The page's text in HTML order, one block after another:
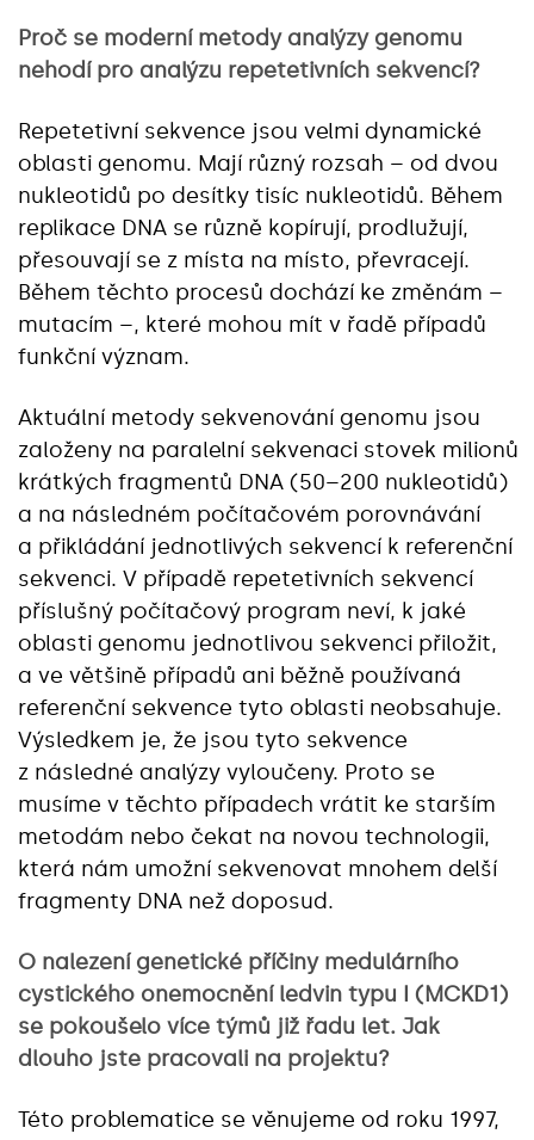
Proč se moderní metody analýzy genomu
nehodí pro analýzu repetetivních sekvencí?
Repetetivní sekvence jsou velmi dynamické
oblasti genomu. Mají různý rozsah – od dvou
nukleotidů po desítky tisíc nukleotidů. Během
replikace DNA se různě kopírují, prodlužují,
přesouvají se z místa na místo, převracejí.
Během těchto procesů dochází ke změnám –
mutacím –, které mohou mít v řadě případů
funkční význam.
Aktuální metody sekvenování genomu jsou
založeny na paralelní sekvenaci stovek milionů
krátkých fragmentů DNA (50–200 nukleotidů)
a na následném počítačovém porovnávání
a přikládání jednotlivých sekvencí k referenční
sekvenci. V případě repetetivních sekvencí
příslušný počítačový program neví, k jaké
oblasti genomu jednotlivou sekvenci přiložit,
a ve většině případů ani běžně používaná
referenční sekvence tyto oblasti neobsahuje.
Výsledkem je, že jsou tyto sekvence
z následné analýzy vyloučeny. Proto se
musíme v těchto případech vrátit ke starším
metodám nebo čekat na novou technologii,
která nám umožní sekvenovat mnohem delší
fragmenty DNA než doposud.
O nalezení genetické příčiny medulárního
cystického onemocnění ledvin typu I (MCKD1)
se pokoušelo více týmů již řadu let. Jak
dlouho jste pracovali na projektu?
Této problematice se věnujeme od roku 1997,